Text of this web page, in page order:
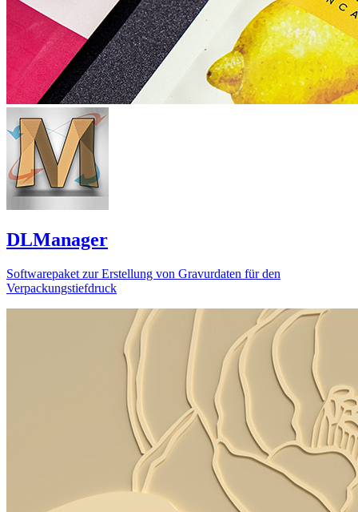
DLManager
Softwarepaket zur Erstellung von Gravurdaten für den
Verpackungstiefdruck